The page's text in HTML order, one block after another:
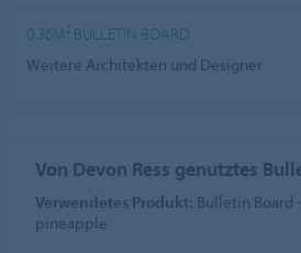
0.36M² BULLETIN BOARD
Weitere Architekten und Designer
Von Devon Ress genutztes
Verwendetes Produkt: Bulletin Board
pineapple